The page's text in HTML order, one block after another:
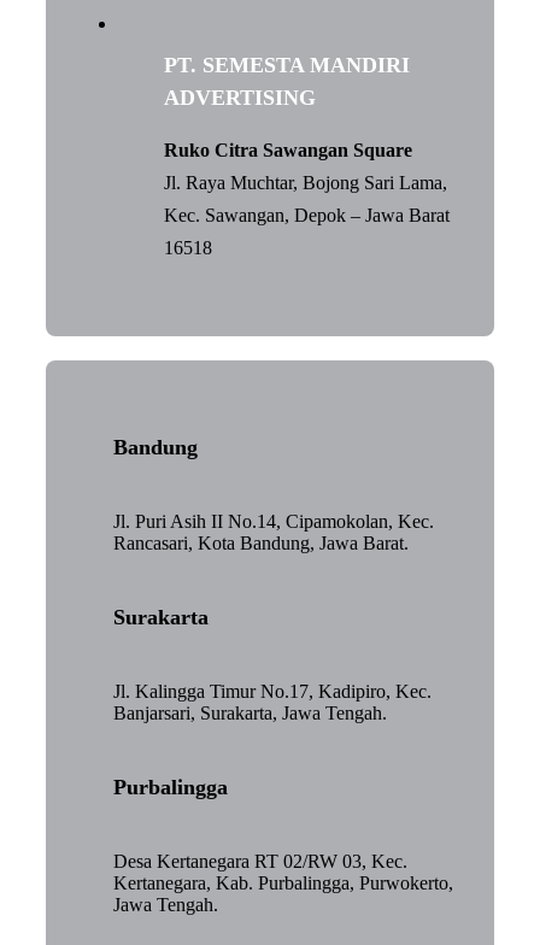
PT. SEMESTA MANDIRI
ADVERTISING
Ruko Citra Sawangan Square
Jl. Raya Muchtar, Bojong Sari Lama,
Kec. Sawangan, Depok – Jawa Barat
16518
Bandung
Jl. Puri Asih II No.14, Cipamokolan, Kec.
Rancasari, Kota Bandung, Jawa Barat.
Surakarta
Jl. Kalingga Timur No.17, Kadipiro, Kec.
Banjarsari, Surakarta, Jawa Tengah.
Purbalingga
Desa Kertanegara RT 02/RW 03, Kec.
Kertanegara, Kab. Purbalingga, Purwokerto,
Jawa Tengah.